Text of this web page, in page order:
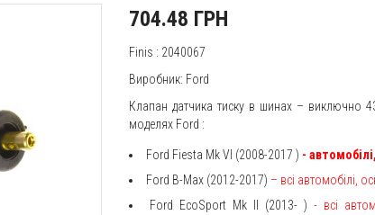
704.48 ГРН
Finis : 2040067
Виробник: Ford
Клапан датчика тиску в шинах – виключно
моделях Ford :
Ford Fiesta Mk VI (2008-2017 ) -
Ford B-Max (2012-2017) – всі автомобілі,
Ford EcoSport Mk II (2013- ) - всі